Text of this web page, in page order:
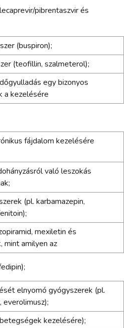
pibrentaszvir és
(buspiron);
(teofillin, szalmeterol);
egy bizonyos
a kezelésére
fájdalom kezelésére
való leszokás
(pl. karbamazepin,
mexiletin és
mint amilyen az
elnyomó gyógyszerek (pl.
everolimusz);
kezelésére);